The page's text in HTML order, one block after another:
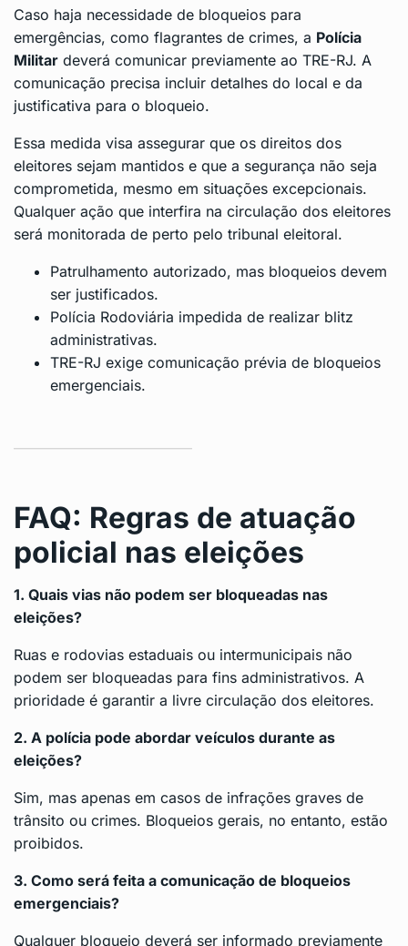
Caso haja necessidade de bloqueios para
emergências, como flagrantes de crimes, a Polícia
Militar deverá comunicar previamente ao TRE-RJ. A
comunicação precisa incluir detalhes do local e da
justificativa para o bloqueio.
Essa medida visa assegurar que os direitos dos
eleitores sejam mantidos e que a segurança não seja
comprometida, mesmo em situações excepcionais.
Qualquer ação que interfira na circulação dos eleitores
será monitorada de perto pelo tribunal eleitoral.
Patrulhamento autorizado, mas bloqueios devem
ser justificados.
Polícia Rodoviária impedida de realizar blitz
administrativas.
TRE-RJ exige comunicação prévia de bloqueios
emergenciais.
FAQ: Regras de atuação
policial nas eleições
1. Quais vias não podem ser bloqueadas nas
eleições?
Ruas e rodovias estaduais ou intermunicipais não
podem ser bloqueadas para fins administrativos. A
prioridade é garantir a livre circulação dos eleitores.
2. A polícia pode abordar veículos durante as
eleições?
Sim, mas apenas em casos de infrações graves de
trânsito ou crimes. Bloqueios gerais, no entanto, estão
proibidos.
3. Como será feita a comunicação de bloqueios
emergenciais?
Qualquer bloqueio deverá ser informado previamente